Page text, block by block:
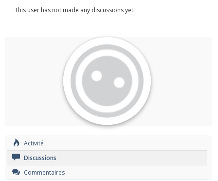
This user has not made any discussions yet.
Activité
Discussions
Commentaires